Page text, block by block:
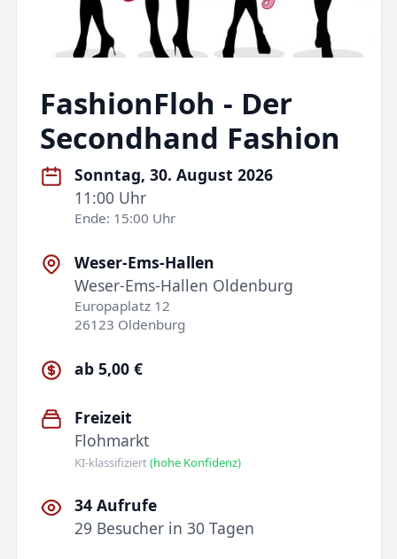
FashionFloh - Der
Secondhand Fashion
Sonntag, 30. August 2026
11:00 Uhr
Ende: 15:00 Uhr
Weser-Ems-Hallen
Weser-Ems-Hallen Oldenburg
Europaplatz 12
26123 Oldenburg
ab 5,00 €
Freizeit
Flohmarkt
KI-klassifiziert(hohe Konfidenz)
34 Aufrufe
29 Besucher in 30 Tagen